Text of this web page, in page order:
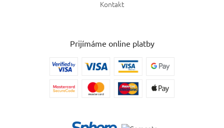
Kontakt
Prijímáme online platby